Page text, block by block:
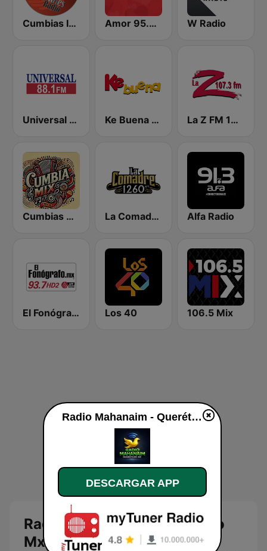
Cumbias Inmortales Radio Amor 95.3 FM W Radio
Universal 88.1 FM Ke Buena 92.9 FM La Z FM 107.3
Cumbias Mix La Comadre 1260 AM Alfa Radio
El Fonógrafo HD2 Los 40 106.5 Mix
Radio Mahanaim - Querétaro
Mx en vivo
Radio Mahanaim - Querétaro Mx en vivo
DESCARGAR APP